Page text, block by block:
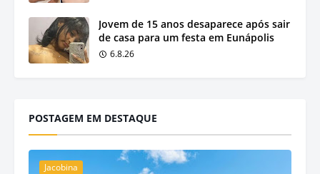
Jovem de 15 anos desaparece após sair
de casa para um festa em Eunápolis
6.8.26
POSTAGEM EM DESTAQUE
Jacobina